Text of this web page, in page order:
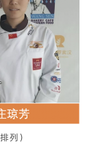
列）